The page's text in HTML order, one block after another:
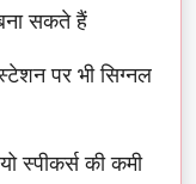
सकते हैं
पर भी सिग्नल
स्पीकर्स की कमी